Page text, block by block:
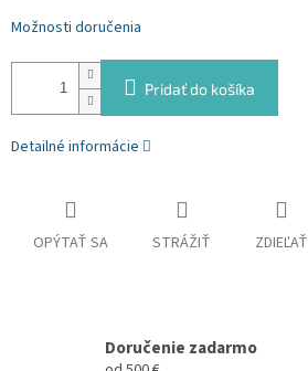
Možnosti doručenia
Pridať do košíka
Detailné informácie
OPÝTAŤ SA STRÁŽIŤ ZDIEĽAŤ
Doručenie zadarmo